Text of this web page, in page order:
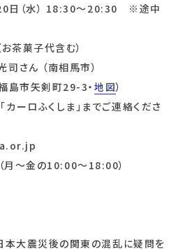
（水） 18:30～20:30 ※途中
茶菓子代含む）
さん （南相馬市）
島市矢剣町29-3・ 地図）
ーロふくしま」までご連絡くださ
金の10:00～18:00）
本大震災後の関東の混乱に疑問を